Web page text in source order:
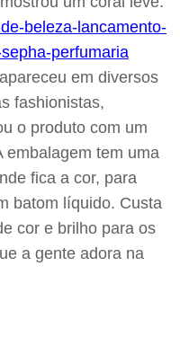
em diversos
fashionistas,
o produto com um
embalagem tem uma
fica a cor, para
batom líquido. Custa
cor e brilho para os
a gente adora na